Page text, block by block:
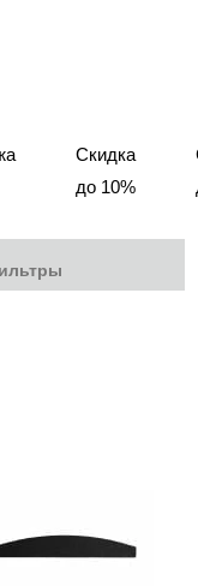
Скидка
до 10%